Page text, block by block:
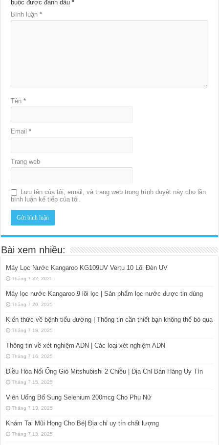
buộc được đánh dấu*
Bình luận*
Tên*
Email*
Trang web
Lưu tên của tôi, email, và trang web trong trình duyệt này cho lần
bình luận kế tiếp của tôi.
Bài xem nhiều:
Máy Lọc Nước Kangaroo KG109UV Vertu 10 Lõi Đèn UV
Tháng 7 22, 2025
Máy lọc nước Kangaroo 9 lõi lọc | Sản phẩm lọc nước được tin dùng
Tháng 7 20, 2025
Kiến thức về bệnh tiểu đường | Thông tin cần thiết bạn không thể bỏ qua
Tháng 7 18, 2025
Thông tin về xét nghiệm ADN | Các loại xét nghiệm ADN
Tháng 7 16, 2025
Điều Hòa Nối Ống Gió Mitshubishi 2 Chiều | Địa Chỉ Bán Hàng Uy Tín
Tháng 7 15, 2025
Viên Uống Bổ Sung Selenium 200mcg Cho Phụ Nữ
Tháng 7 13, 2025
Khám Tai Mũi Họng Cho Bé| Địa chỉ uy tín chất lượng
Tháng 7 13, 2025